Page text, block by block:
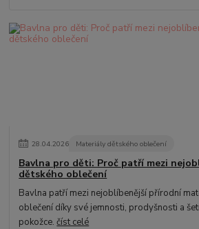
28.04.2026 Materiály dětského oblečení
Bavlna pro děti: Proč patří mezi
dětského oblečení
Bavlna patří mezi nejoblíbenější přírodní
oblečení díky své jemnosti, prodyšnosti a
pokožce.číst celé